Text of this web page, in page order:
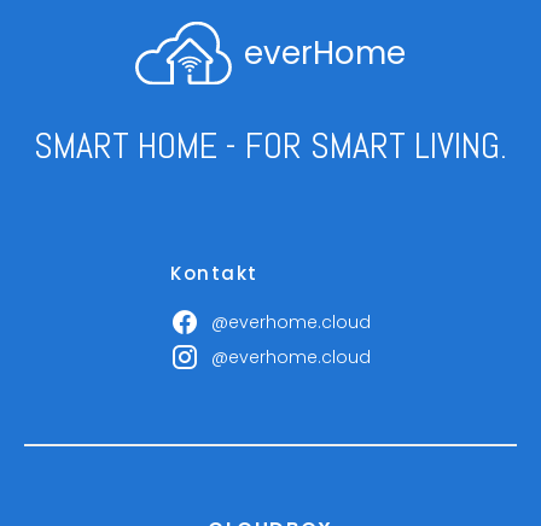
everHome
SMART HOME - FOR SMART LIVING.
Kontakt
@everhome.cloud
@everhome.cloud